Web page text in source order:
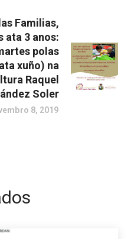
Familias,
ata 3 anos:
polas
xuño) na
Raquel
Soler
8, 2019